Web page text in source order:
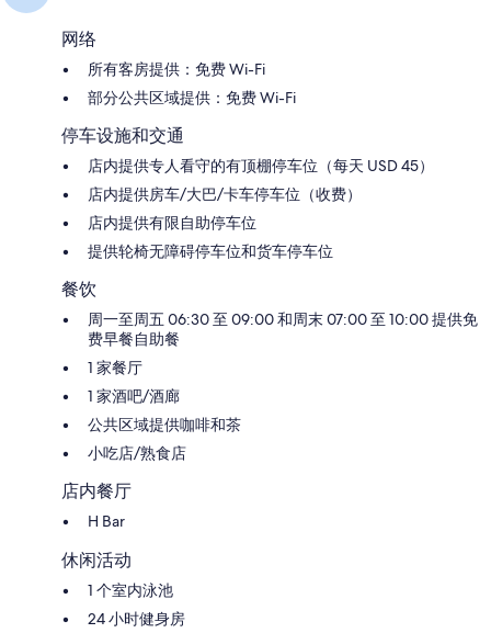
网络
所有客房提供：免费 Wi-Fi
部分公共区域提供：免费 Wi-Fi
停车设施和交通
店内提供专人看守的有顶棚停车位（每天 USD 45）
店内提供房车/大巴/卡车停车位（收费）
店内提供有限自助停车位
提供轮椅无障碍停车位和货车停车位
餐饮
周一至周五 06:30 至 09:00 和周末 07:00 至 10:00 提供免
费早餐自助餐
1 家餐厅
1 家酒吧/酒廊
公共区域提供咖啡和茶
小吃店/熟食店
店内餐厅
H Bar
休闲活动
1 个室内泳池
24 小时健身房